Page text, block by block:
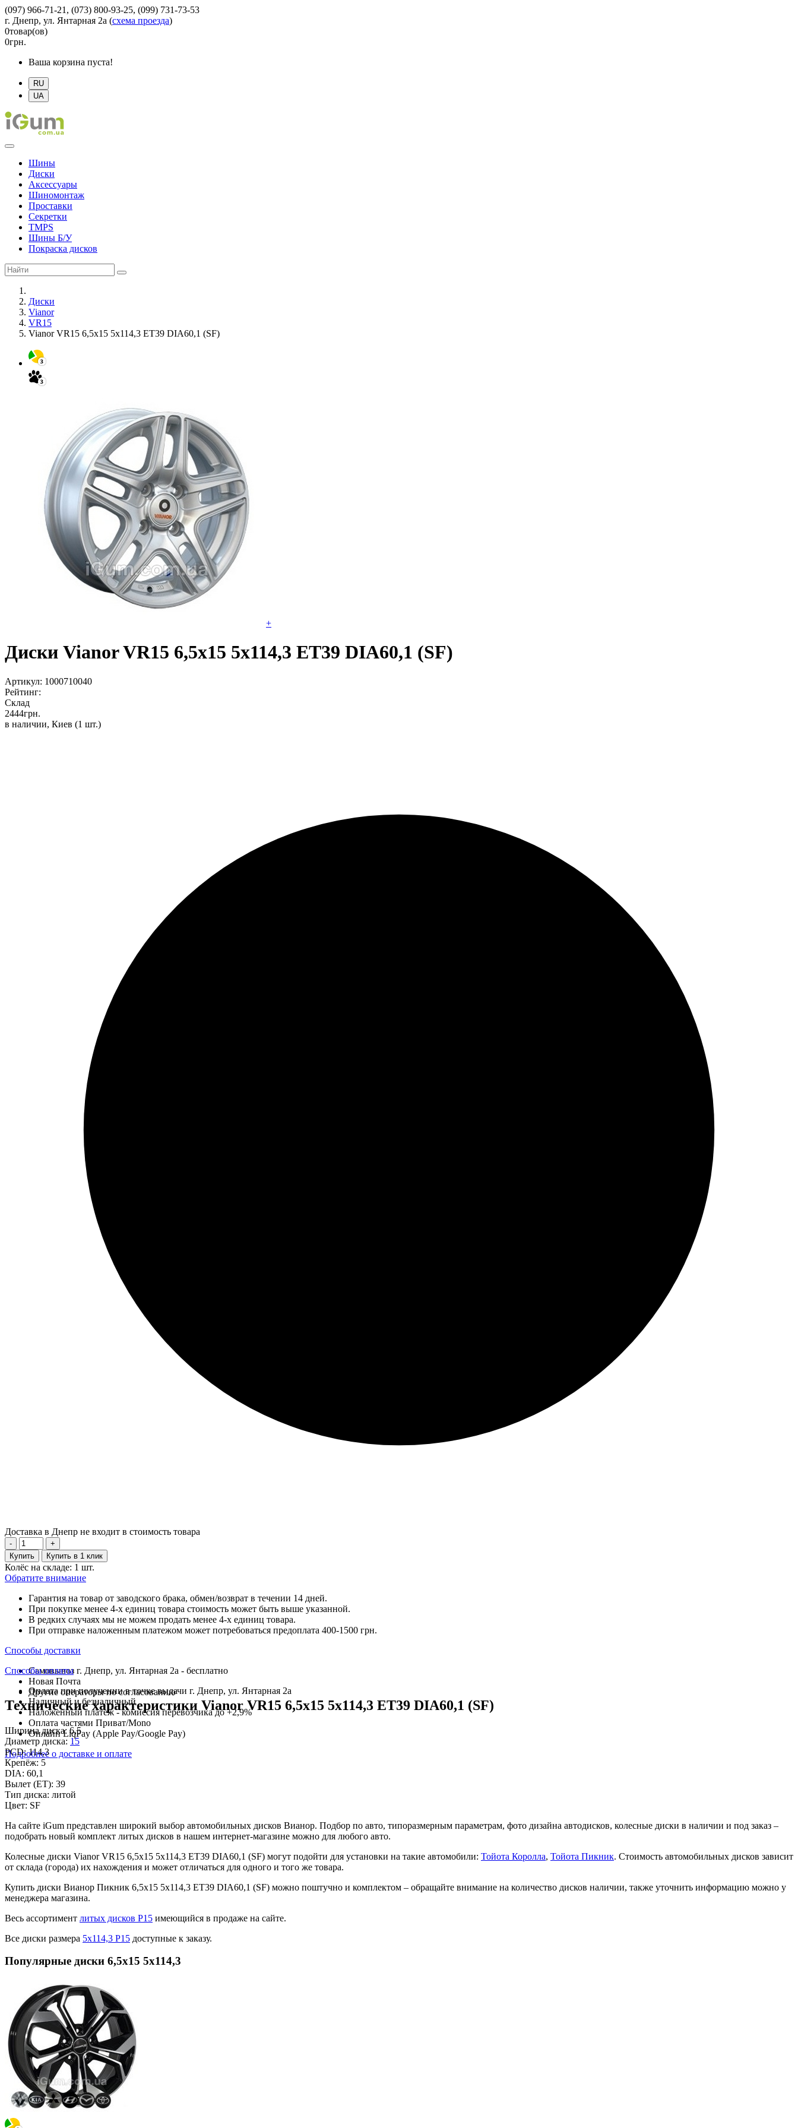
(097) 966-71-21, (073) 800-93-25, (099) 731-73-53
г. Днепр, ул. Янтарная 2а (схема проезда)
0товар(ов)
0грн.
Ваша корзина пуста!
RU
UA
Шины
Диски
Аксессуары
Шиномонтаж
Проставки
Секретки
TMPS
Шины Б/У
Покраска дисков
Диски
Vianor
VR15
Vianor VR15 6,5x15 5x114,3 ET39 DIA60,1 (SF)
+
Диски Vianor VR15 6,5x15 5x114,3 ET39 DIA60,1 (SF)
Артикул: 1000710040
Рейтинг:
Склад
2444грн.
в наличии, Киев (1 шт.)
Доставка в Днепр не входит в стоимость товара
-
+
Купить
Купить в 1 клик
Колёс на складе: 1 шт.
Обратите внимание
Гарантия на товар от заводского брака, обмен/возврат в течении 14 дней.
При покупке менее 4-х единиц товара стоимость может быть выше указанной.
В редких случаях мы не можем продать менее 4-х единиц товара.
При отправке наложенным платежом может потребоваться предоплата 400-1500 грн.
Способы доставки
Самовывоз г. Днепр, ул. Янтарная 2а - бесплатно
Новая Почта
Другие операторы по согласованию
Способы оплаты
Оплата при получении в точке выдачи г. Днепр, ул. Янтарная 2а
Наличный и безналичный
Наложенный платеж - комиссия перевозчика до +2,9%
Оплата частями Приват/Mono
Онлайн LiqPay (Apple Pay/Google Pay)
Подробнее о доставке и оплате
Технические характеристики Vianor VR15 6,5x15 5x114,3 ET39 DIA60,1 (SF)
Ширина диска:6,5
Диаметр диска: 15
PCD:114,3
Крепёж: 5
DIA: 60,1
Вылет (ET): 39
Тип диска: литой
Цвет: SF
На сайте iGum представлен широкий выбор автомобильных дисков Вианор. Подбор по авто, типоразмерным параметрам, фото дизайна автодисков, колесные диски в наличии и под заказ –
подобрать новый комплект литых дисков в нашем интернет-магазине можно для любого авто.
Колесные диски Vianor VR15 6,5x15 5x114,3 ET39 DIA60,1 (SF) могут подойти для установки на такие автомобили: Тойота Королла, Тойота Пикник. Стоимость автомобильных дисков зависит
от склада (города) их нахождения и может отличаться для одного и того же товара.
Купить диски Вианор Пикник 6,5x15 5x114,3 ET39 DIA60,1 (SF) можно поштучно и комплектом – обращайте внимание на количество дисков наличии, также уточнить информацию можно у
менеджера магазина.
Весь ассортимент литых дисков Р15 имеющийся в продаже на сайте.
Все диски размера 5х114,3 Р15 доступные к заказу.
Популярные диски 6,5x15 5x114,3